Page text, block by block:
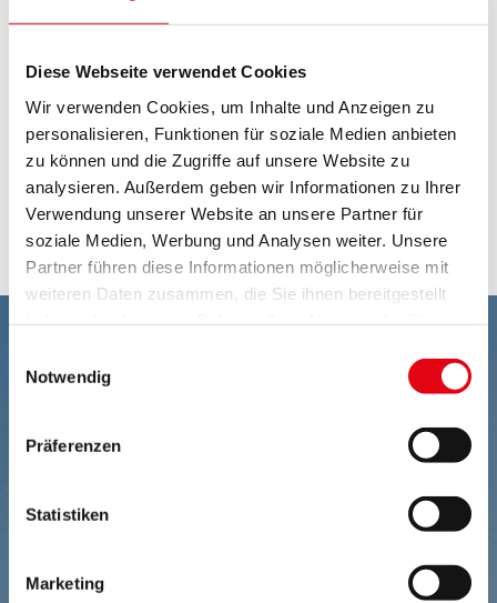
Diese Webseite verwendet Cookies
Wir verwenden Cookies, um Inhalte und Anzeigen zu
personalisieren, Funktionen für soziale Medien anbieten
zu können und die Zugriffe auf unsere Website zu
analysieren. Außerdem geben wir Informationen zu Ihrer
Verwendung unserer Website an unsere Partner für
soziale Medien, Werbung und Analysen weiter. Unsere
Partner führen diese Informationen möglicherweise mit
weiteren Daten zusammen, die Sie ihnen bereitgestellt
Notwendig
Präferenzen
Statistiken
Marketing
SeniorInnen:ab dem vollendeten 65. Lebensjahr
Spezial:für Menschen mit Behinderung
(Behinderungsgrad mind. 70%);
Hier gelangen Sie zur Presseaussendung
"Einigung zu KlimaTicket erzielt"
Hier finden Sie alle Details zum KlimaTicket